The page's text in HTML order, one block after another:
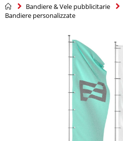
Bandiere & Vele pubblicitarie
Bandiere personalizzate